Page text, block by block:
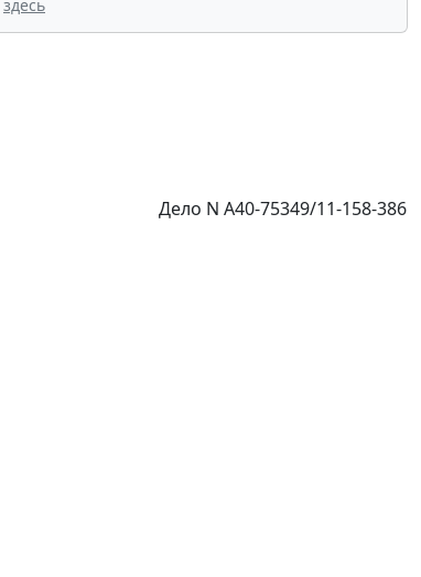
здесь
Дело N А40-75349/11-158-386